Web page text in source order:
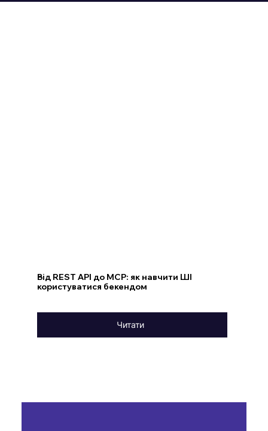
Від REST API до MCP: як навчити ШІ
користуватися бекендом
Читати